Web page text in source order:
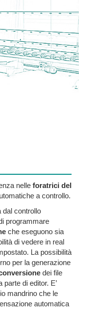
nelle foratrici del
a controllo.
dal controllo
programmare
che eseguono sia
di vedere in real
La possibilità
per la generazione
dei file
parte di editor. E’
mandrino che le
automatica